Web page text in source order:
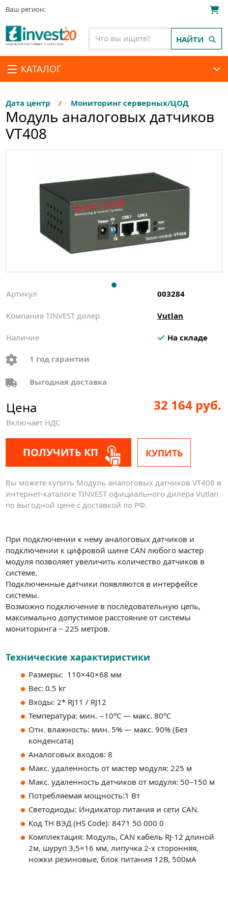
Ваш регион:
КАТАЛОГ
НАЙТИ
Дата центр Мониторинг серверных/ЦОД
Модуль аналоговых датчиков
VT408
Артикул 003284
Компания TINVEST дилер Vutlan
Наличие На складе
1 год гарантии
Выгодная доставка
Цена
Включает НДС
32 164 руб.
ПОЛУЧИТЬ КП КУПИТЬ
Вы можете купить Модуль аналоговых датчиков VT408 в
интернет-каталоге TINVEST официального дилера Vutlan
по выгодной цене с доставкой по РФ.
При подключении к нему аналоговых датчиков и
подключении к цифровой шине CAN любого мастер
модуля позволяет увеличить количество датчиков в
системе.
Подключенные датчики появляются в интерфейсе
системы.
Возможно подключение в последовательную цепь,
максимально допустимое расстояние от системы
мониторинга ~ 225 метров.
Технические характиристики
Размеры: 110×40×68 мм
Вес: 0.5 kг
Входы: 2* RJ11 / RJ12
Температура: мин. −10°C — макс. 80°C
Отн. влажность: мин. 5% — макс. 90% (Без
конденсата)
Аналоговых входов: 8
Макс. удаленность от мастер модуля: 225 м
Макс. удаленность датчиков от модуля: 50–150 м
Потребляемая мощность:1 Вт
Светодиоды: Индикатор питания и сети CAN.
Код ТН ВЭД (HS Code): 8471 50 000 0
Комплектация: Модуль, CAN кабель RJ-12 длиной
2м, шуруп 3,5×16 мм, липучка 2-х сторонняя,
ножки резиновые, блок питания 12В, 500мА